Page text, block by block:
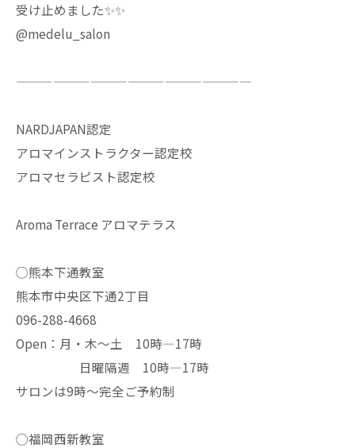
受け止めました✨✨
@medelu_salon
———————————————————
NARDJAPAN認定
アロマインストラクター認定校
アロマセラピスト認定校
Aroma Terrace アロマテラス
◯熊本下通教室
熊本市中央区下通2丁目
096-288-4668
Open：月・木〜土 10時—17時
日曜隔週 10時—17時
サロンは9時〜完全ご予約制
◯福岡西新教室